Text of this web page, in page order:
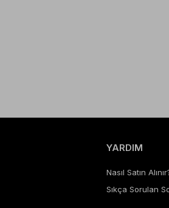
YARDIM
Nasıl Satın
Sıkça Sorulan